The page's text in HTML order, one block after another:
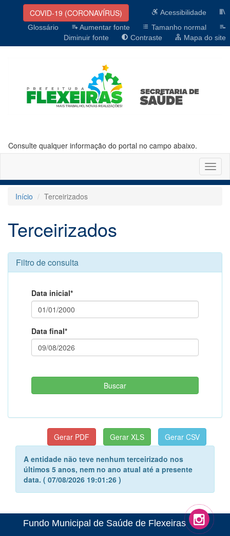
COVID-19 (CORONAVÍRUS)
Acessibilidade
Glossário
Aumentar fonte
Tamanho normal
Diminuir fonte
Contraste Mapa do site
Consulte qualquer informação do portal no campo abaixo.
Início
Terceirizados
Terceirizados
Filtro de consulta
Data inicial*
Data final*
A entidade não teve nenhum terceirizado nos
últimos 5 anos, nem no ano atual até a presente
data. ( 07/08/2026 19:01:26 )
Fundo Municipal de Saúde de Flexeiras